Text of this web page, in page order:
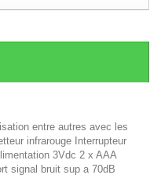
entre autres avec les
infrarouge Interrupteur
3Vdc 2 x AAA
signal bruit sup a 70dB